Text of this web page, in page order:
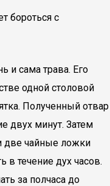
и сама трава. Его
одной столовой
Полученный отвар
двух минут. Затем
две чайные ложки
в течение дух часов.
за полчаса до